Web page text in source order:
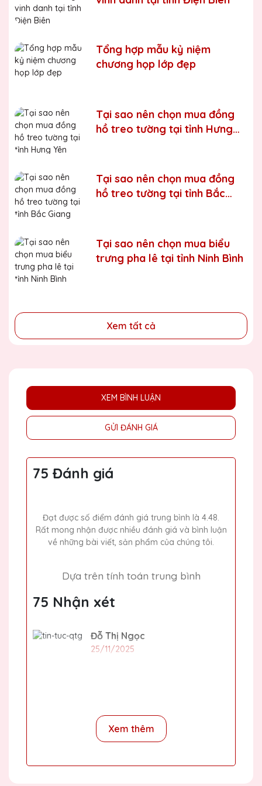
Bước 6: Gọi điện xác nhận với khách hàng
và nghiêm ngặt ở từng khâu sản xuất. Xưởng sản xuất
Kỷ niệm chương pha lê uy tín, chất lượng số một thị
trường Miền Bắc
đơn mọi số lượng, nhận làm những mẫu không có sẵn,
sản xuất theo ý tưởng của khách hàng.
Quà tặng Biểu Trưng Pha Lê QTG cung cấp tới Quý
khách hàng thành phẩm bao gồm hộp xi lót lụa vàng,
với 2 màu lựa chọn xanh hoặc đỏ làm tăng thêm tính
Sản phẩm được làm từ chất liệu pha lê vô cùng tinh tế,
sang trọng, gửi đến người nhận những ý nghĩa to lớn:
- Vinh danh cá nhân, tập thể đạt thành tích xuất sắc
- Tặng phẩm chứng nhận cho những nỗ lực, cố gắng của
cá nhân, tập thể
- Tri ân, thay lời cảm ơn gửi đến những cá nhân, tổ chức
đã cống hiến, đóng góp cho doanh nghiệp, cho cộng
Tổng hợp mẫu kỷ niệm
chương họp lớp đẹp
Tại sao nên chọn mua đồng
hồ treo tường tại tỉnh Hưng
Tại sao nên chọn mua đồng
hồ treo tường tại tỉnh Bắc
Tại sao nên chọn mua biểu
trưng pha lê tại tỉnh Ninh Bình
Xem tất cả
XEM BÌNH LUẬN
GỬI ĐÁNH GIÁ
75 Đánh giá
Đạt được số điểm đánh giá trung bình là 4.48.
Rất mong nhận được nhiều đánh giá và bình luận
về những bài viết, sản phẩm của chúng tôi.
Dựa trên tính toán trung bình
75 Nhận xét
Đỗ Thị Ngọc
25/11/2025
Nguyễn Hương Giang
2020-01-01
Số 15H ngõ 133 Nguyễn Trãi,
Xem thêm